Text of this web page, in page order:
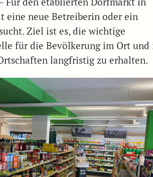
eine neue Betreiberin oder ein
Ziel ist es, die wichtige
für die Bevölkerung im Ort und
langfristig zu erhalten.